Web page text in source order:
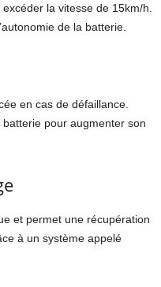
la vitesse de 15km/h.
de la batterie.
en cas de défaillance.
pour augmenter son
et permet une récupération
à un système appelé